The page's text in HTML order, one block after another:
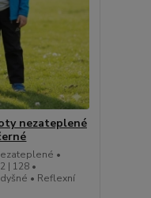
nezateplené
•
| 128 •
• Reflexní